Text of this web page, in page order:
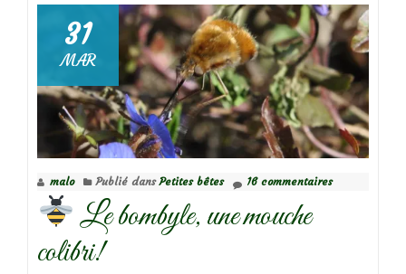
jardinier
:
L’aphidius
31
MAR
malo Publié dansPetites bêtes 16 commentaires
Le bombyle, une mouche
colibri!